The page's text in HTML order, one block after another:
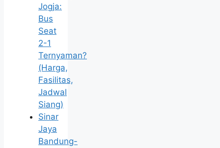
Jogja:
Bus
Seat
2-1
Ternyaman?
(Harga,
Fasilitas,
Jadwal
Siang)
Sinar
Jaya
Bandung-